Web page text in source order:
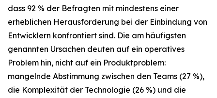
dass 92 % der Befragten mit mindestens einer
erheblichen Herausforderung bei der Einbindung von
Entwicklern konfrontiert sind. Die am häufigsten
genannten Ursachen deuten auf ein operatives
Problem hin, nicht auf ein Produktproblem:
mangelnde Abstimmung zwischen den Teams (27 %),
die Komplexität der Technologie (26 %) und die